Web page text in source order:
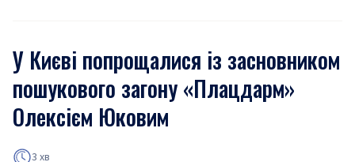
У Києві попрощалися із засновником
пошукового загону «Плацдарм»
Олексієм Юковим
3 хв